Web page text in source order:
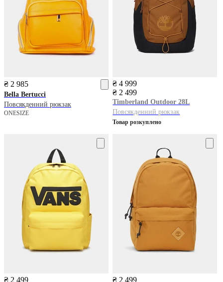
₴ 2 985
Bella Bertucci
Повсякденний рюкзак
ONESIZE
₴ 4 999
₴ 2 499
Timberland Outdoor 28L
Повсякденний рюкзак
Товар розкуплено
₴ 2 499 ₴ 2 499